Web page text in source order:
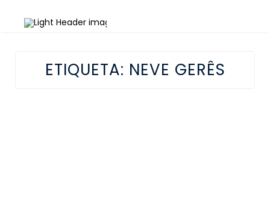
ETIQUETA: NEVE GERÊS